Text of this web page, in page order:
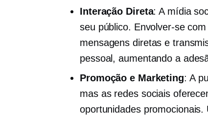
Interação Direta: A mídia
seu público. Envolver-se
mensagens diretas e
pessoal, aumentando a
Promoção e Marketing: A
mas as redes sociais
oportunidades promocionais.